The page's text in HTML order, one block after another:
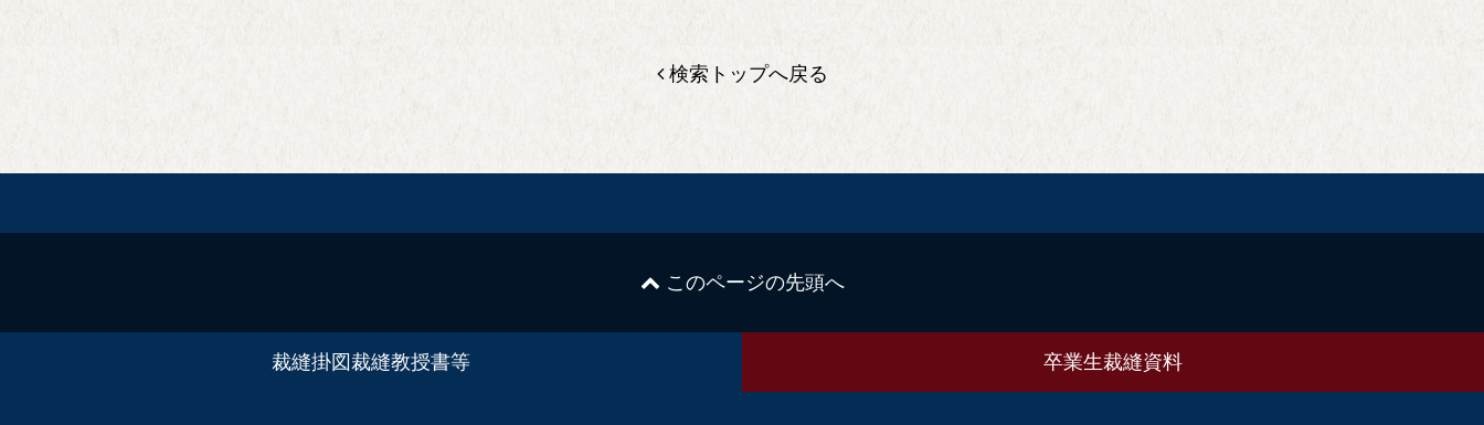
検索トップへ戻る
このページの先頭へ
裁縫掛図裁縫教授書等 卒業生裁縫資料